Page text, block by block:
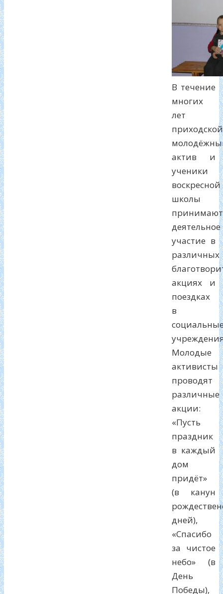
В течение
многих
лет
приходской
актив и
ученики
воскресной
школы
принимают
деятельное
участие в
различных
акциях и
поездках
в
Молодые
активисты
проводят
различные
акции:
«Пусть
праздник
в каждый
дом
придёт»
(в канун
дней),
«Спасибо
за чистое
небо» (в
День
Победы),